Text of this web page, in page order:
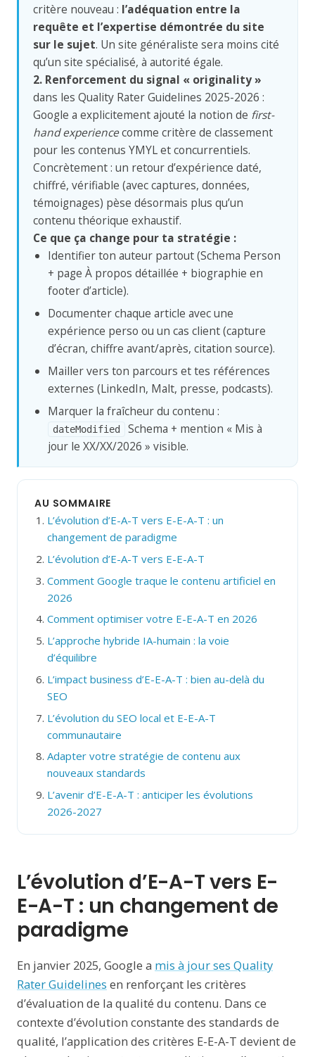
critère nouveau : l’adéquation entre la
requête et l’expertise démontrée du site
sur le sujet. Un site généraliste sera moins cité
qu’un site spécialisé, à autorité égale.
2. Renforcement du signal « originality »
dans les Quality Rater Guidelines 2025-2026 :
Google a explicitement ajouté la notion de first-
hand experiencecomme critère de classement
pour les contenus YMYL et concurrentiels.
Concrètement : un retour d’expérience daté,
chiffré, vérifiable (avec captures, données,
témoignages) pèse désormais plus qu’un
contenu théorique exhaustif.
Ce que ça change pour ta stratégie :
Identifier ton auteur partout (Schema Person
+ page À propos détaillée + biographie en
footer d’article).
Documenter chaque article avec une
expérience perso ou un cas client (capture
d’écran, chiffre avant/après, citation source).
Mailler vers ton parcours et tes références
externes (LinkedIn, Malt, presse, podcasts).
Marquer la fraîcheur du contenu :
dateModified
Schema + mention « Mis à
jour le XX/XX/2026 » visible.
AU SOMMAIRE
L’évolution d’E-A-T vers E-E-A-T : un
changement de paradigme
L’évolution d’E-A-T vers E-E-A-T
Comment Google traque le contenu artificiel en
2026
Comment optimiser votre E-E-A-T en 2026
L’approche hybride IA-humain : la voie
d’équilibre
L’impact business d’E-E-A-T : bien au-delà du
SEO
L’évolution du SEO local et E-E-A-T
communautaire
Adapter votre stratégie de contenu aux
nouveaux standards
L’avenir d’E-E-A-T : anticiper les évolutions
2026-2027
L’évolution d’E-A-T vers E-
E-A-T : un changement de
paradigme
En janvier 2025, Google a mis à jour ses Quality
Rater Guidelines en renforçant les critères
d’évaluation de la qualité du contenu. Dans ce
contexte d’évolution constante des standards de
qualité, l’application des critères E-E-A-T devient de